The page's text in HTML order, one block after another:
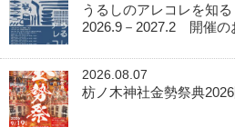
うるしのアレコレを知
2026.9－2027.2 開催の
2026.08.07
枋ノ木神社金勢祭典